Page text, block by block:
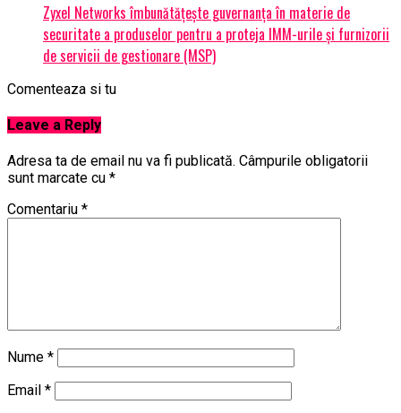
Zyxel Networks îmbunătățește guvernanța în materie de
securitate a produselor pentru a proteja IMM-urile și furnizorii
de servicii de gestionare (MSP)
Comenteaza si tu
Leave a Reply
Adresa ta de email nu va fi publicată. Câmpurile obligatorii
sunt marcate cu *
Comentariu *
Nume *
Email *